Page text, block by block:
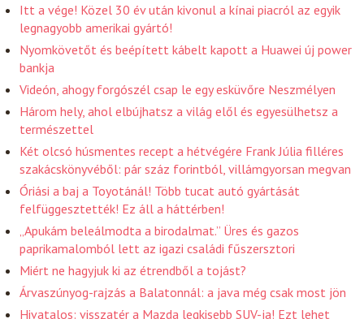
Itt a vége! Közel 30 év után kivonul a kínai piacról az egyik
legnagyobb amerikai gyártó!
Nyomkövetőt és beépített kábelt kapott a Huawei új power
bankja
Videón, ahogy forgószél csap le egy esküvőre Neszmélyen
Három hely, ahol elbújhatsz a világ elől és egyesülhetsz a
természettel
Két olcsó húsmentes recept a hétvégére Frank Júlia filléres
szakácskönyvéből: pár száz forintból, villámgyorsan megvan
Óriási a baj a Toyotánál! Több tucat autó gyártását
felfüggesztették! Ez áll a háttérben!
„Apukám beleálmodta a birodalmat.” Üres és gazos
paprikamalomból lett az igazi családi fűszersztori
Miért ne hagyjuk ki az étrendből a tojást?
Árvaszúnyog-rajzás a Balatonnál: a java még csak most jön
Hivatalos: visszatér a Mazda legkisebb SUV-ja! Ezt lehet